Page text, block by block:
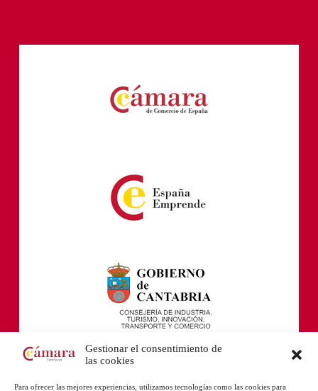
Gestionar el consentimiento de
las cookies
Para ofrecer las mejores experiencias, utilizamos tecnologías como las cookies para